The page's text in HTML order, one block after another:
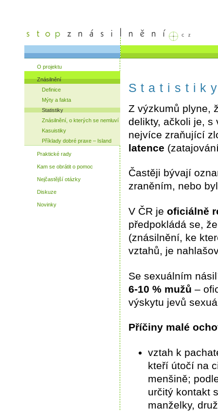
O projektu
Znásilnění
Definice
Mýty a fakta
Statistiky
Znásilnění, o kterých se nemluví
Kasuistiky
Příklady dobré praxe – Island
Praktické rady
Kam se obrátit o pomoc
Nejčastější otázky
Diskuze
Novinky
Z výzkumů plyne,
delikty, ačkoli je, s
nejvíce zraňující
latence
Častěji bývají
zraněním, nebo
V ČR je oficiálně
předpokládá se,
(znásilnění, ke
vztahů, je
Se sexuálním
6-10 % mužů –
výskytu jevů
Příčiny malé
vztah k
kteří útočí na
menšině;
určitý kontakt
manželky,